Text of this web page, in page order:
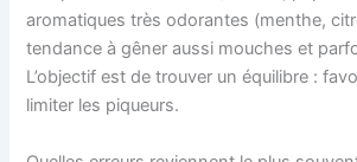
aromatiques très odorantes (menthe,
tendance à gêner aussi mouches et
L’objectif est de trouver un équilibre :
limiter les piqueurs.